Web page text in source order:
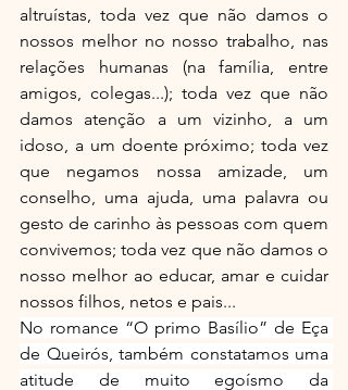
altruístas, toda vez que não damos o
nossos melhor no nosso trabalho, nas
relações humanas (na família, entre
amigos, colegas...); toda vez que não
damos atenção a um vizinho, a um
idoso, a um doente próximo; toda vez
que negamos nossa amizade, um
conselho, uma ajuda, uma palavra ou
gesto de carinho às pessoas com quem
convivemos; toda vez que não damos o
nosso melhor ao educar, amar e cuidar
nossos filhos, netos e pais...
No romance “O primo Basílio” de Eça
de Queirós, também constatamos uma
atitude de muito egoísmo da